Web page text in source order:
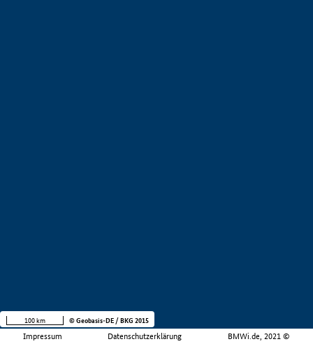
Impressum Datenschutzerklärung BMWi.de, 2021 ©
100 km © Geobasis-DE / BKG 2015